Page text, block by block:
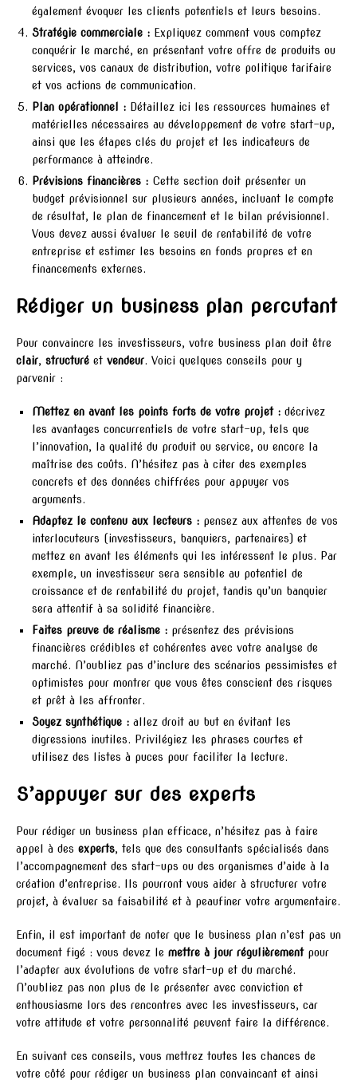
également évoquer les clients potentiels et leurs besoins.
Stratégie commerciale : Expliquez comment vous comptez
conquérir le marché, en présentant votre offre de produits ou
services, vos canaux de distribution, votre politique tarifaire
et vos actions de communication.
Plan opérationnel : Détaillez ici les ressources humaines et
matérielles nécessaires au développement de votre start-up,
ainsi que les étapes clés du projet et les indicateurs de
performance à atteindre.
Prévisions financières : Cette section doit présenter un
budget prévisionnel sur plusieurs années, incluant le compte
de résultat, le plan de financement et le bilan prévisionnel.
Vous devez aussi évaluer le seuil de rentabilité de votre
entreprise et estimer les besoins en fonds propres et en
financements externes.
Rédiger un business plan percutant
Pour convaincre les investisseurs, votre business plan doit être
clair, structuré et vendeur. Voici quelques conseils pour y
parvenir :
Mettez en avant les points forts de votre projet : décrivez
les avantages concurrentiels de votre start-up, tels que
l’innovation, la qualité du produit ou service, ou encore la
maîtrise des coûts. N’hésitez pas à citer des exemples
concrets et des données chiffrées pour appuyer vos
arguments.
Adaptez le contenu aux lecteurs : pensez aux attentes de vos
interlocuteurs (investisseurs, banquiers, partenaires) et
mettez en avant les éléments qui les intéressent le plus. Par
exemple, un investisseur sera sensible au potentiel de
croissance et de rentabilité du projet, tandis qu’un banquier
sera attentif à sa solidité financière.
Faites preuve de réalisme : présentez des prévisions
financières crédibles et cohérentes avec votre analyse de
marché. N’oubliez pas d’inclure des scénarios pessimistes et
optimistes pour montrer que vous êtes conscient des risques
et prêt à les affronter.
Soyez synthétique : allez droit au but en évitant les
digressions inutiles. Privilégiez les phrases courtes et
utilisez des listes à puces pour faciliter la lecture.
S’appuyer sur des experts
Pour rédiger un business plan efficace, n’hésitez pas à faire
appel à des experts, tels que des consultants spécialisés dans
l’accompagnement des start-ups ou des organismes d’aide à la
création d’entreprise. Ils pourront vous aider à structurer votre
projet, à évaluer sa faisabilité et à peaufiner votre argumentaire.
Enfin, il est important de noter que le business plan n’est pas un
document figé : vous devez le mettre à jour régulièrementpour
l’adapter aux évolutions de votre start-up et du marché.
N’oubliez pas non plus de le présenter avec conviction et
enthousiasme lors des rencontres avec les investisseurs, car
votre attitude et votre personnalité peuvent faire la différence.
En suivant ces conseils, vous mettrez toutes les chances de
votre côté pour rédiger un business plan convaincant et ainsi